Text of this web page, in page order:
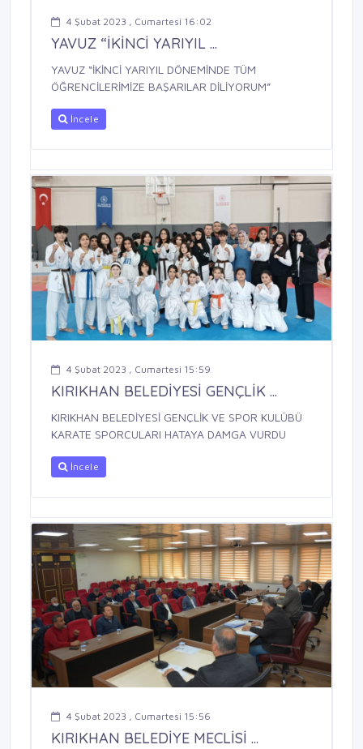
4 Şubat 2023 , Cumartesi 16:02
YAVUZ “İKİNCİ YARIYIL ...
YAVUZ “İKİNCİ YARIYIL DÖNEMİNDE TÜM
ÖĞRENCİLERİMİZE BAŞARILAR DİLİYORUM”
İncele
4 Şubat 2023 , Cumartesi 15:59
KIRIKHAN BELEDİYESİ GENÇLİK ...
KIRIKHAN BELEDİYESİ GENÇLİK VE SPOR KULÜBÜ
KARATE SPORCULARI HATAYA DAMGA VURDU
İncele
4 Şubat 2023 , Cumartesi 15:56
KIRIKHAN BELEDİYE MECLİSİ ...